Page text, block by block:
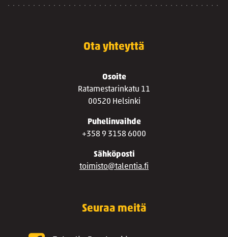
Ota yhteyttä
Osoite
Ratamestarinkatu 11
00520 Helsinki
Puhelinvaihde
+358 9 3158 6000
Sähköposti
toimisto@talentia.fi
Seuraa meitä